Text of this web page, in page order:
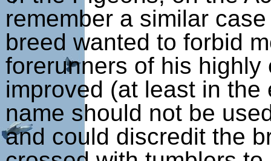
remember a similar
breed wanted to forbid
forerunners of his
improved (at least in
name should not be
and could discredit the